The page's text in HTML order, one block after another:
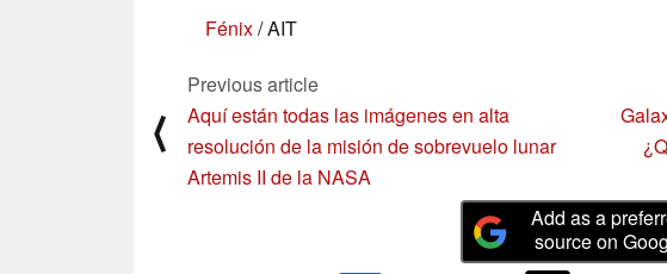
Fénix/ AIT
⟨
Previous article
Aquí están todas las imágenes en alta
resolución de la misión de sobrevuelo lunar
Artemis II de la NASA
Add as a
source on